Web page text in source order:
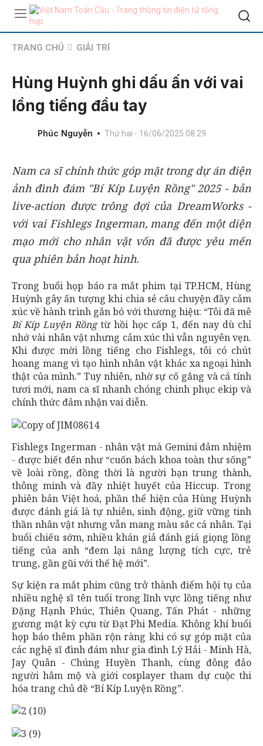
TRANG CHỦ GIẢI TRÍ
Hùng Huỳnh ghi dấu ấn với vai
lồng tiếng đầu tay
Phúc Nguyễn Thứ hai - 16/06/2025 08:29
Nam ca sĩ chính thức góp mặt trong dự án điện
ảnh đình đám "Bí Kíp Luyện Rồng" 2025 - bản
live-action được trông đợi của DreamWorks -
với vai Fishlegs Ingerman, mang đến một diện
mạo mới cho nhân vật vốn đã được yêu mến
qua phiên bản hoạt hình.
Trong buổi họp báo ra mắt phim tại TP.HCM, Hùng
Huỳnh gây ấn tượng khi chia sẻ câu chuyện đầy cảm
xúc về hành trình gắn bó với thương hiệu: “Tôi đã mê
Bí Kíp Luyện Rồngtừ hồi học cấp 1, đến nay dù chỉ
nhớ vài nhân vật nhưng cảm xúc thì vẫn nguyên vẹn.
Khi được mời lồng tiếng cho Fishlegs, tôi có chút
hoang mang vì tạo hình nhân vật khác xa ngoại hình
thật của mình.” Tuy nhiên, nhờ sự cố gắng và cá tính
tươi mới, nam ca sĩ nhanh chóng chinh phục ekip và
chính thức đảm nhận vai diễn.
Fishlegs Ingerman - nhân vật mà Gemini đảm nhiệm
- được biết đến như “cuốn bách khoa toàn thư sống”
về loài rồng, đồng thời là người bạn trung thành,
thông minh và đầy nhiệt huyết của Hiccup. Trong
phiên bản Việt hoá, phần thể hiện của Hùng Huỳnh
được đánh giá là tự nhiên, sinh động, giữ vững tinh
thần nhân vật nhưng vẫn mang màu sắc cá nhân. Tại
buổi chiếu sớm, nhiều khán giả đánh giá giọng lồng
tiếng của anh “đem lại năng lượng tích cực, trẻ
trung, gần gũi với thế hệ mới”.
Sự kiện ra mắt phim cũng trở thành điểm hội tụ của
nhiều nghệ sĩ tên tuổi trong lĩnh vực lồng tiếng như
Đặng Hạnh Phúc, Thiên Quang, Tấn Phát - những
gương mặt kỳ cựu từ Đạt Phi Media. Không khí buổi
họp báo thêm phần rộn ràng khi có sự góp mặt của
các nghệ sĩ đình đám như gia đình Lý Hải - Minh Hà,
Jay Quân - Chúng Huyền Thanh, cùng đông đảo
người hâm mộ và giới cosplayer tham dự cuộc thi
hóa trang chủ đề “Bí Kíp Luyện Rồng”.